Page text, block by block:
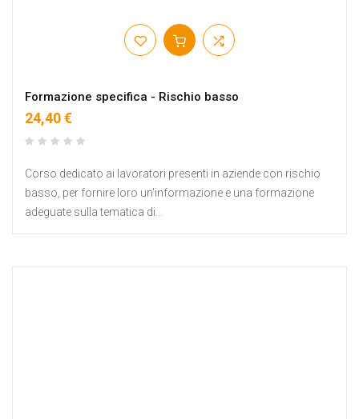
Formazione specifica - Rischio basso
24,40 €
Corso dedicato ai lavoratori presenti in aziende con rischio
basso, per fornire loro un'informazione e una formazione
adeguate sulla tematica di...